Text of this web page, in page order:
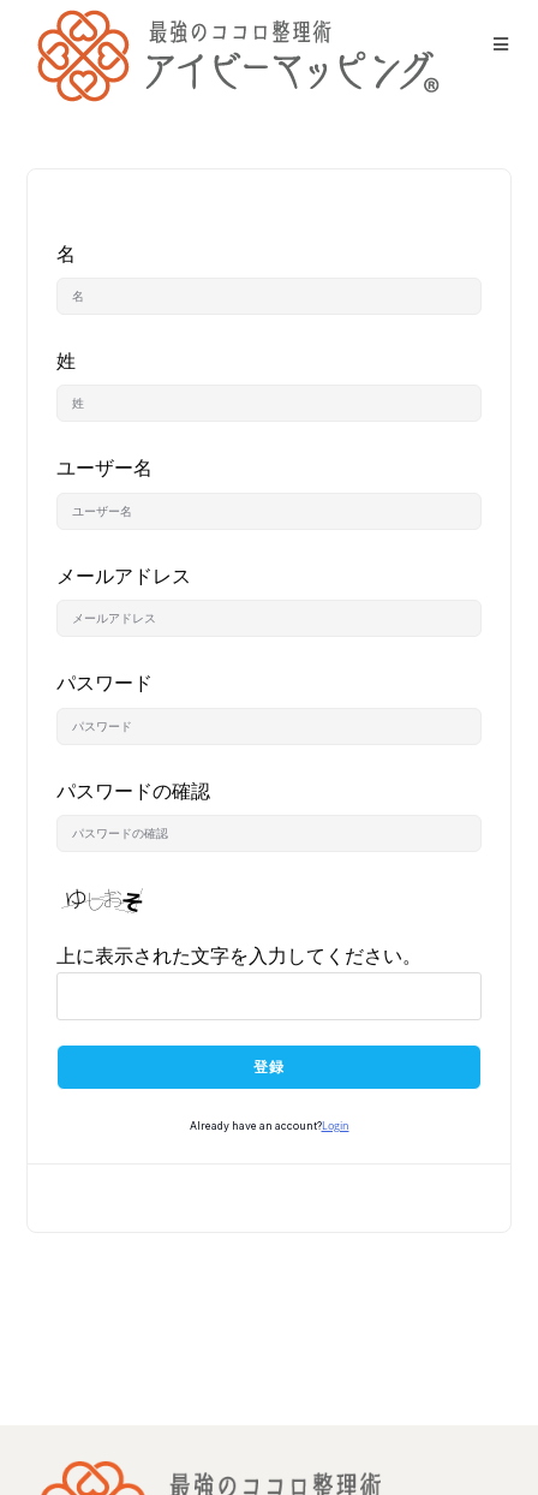
名
姓
ユーザー名
メールアドレス
パスワード
パスワードの確認
上に表示された文字を入力してください。
登録
Already have an account?Login